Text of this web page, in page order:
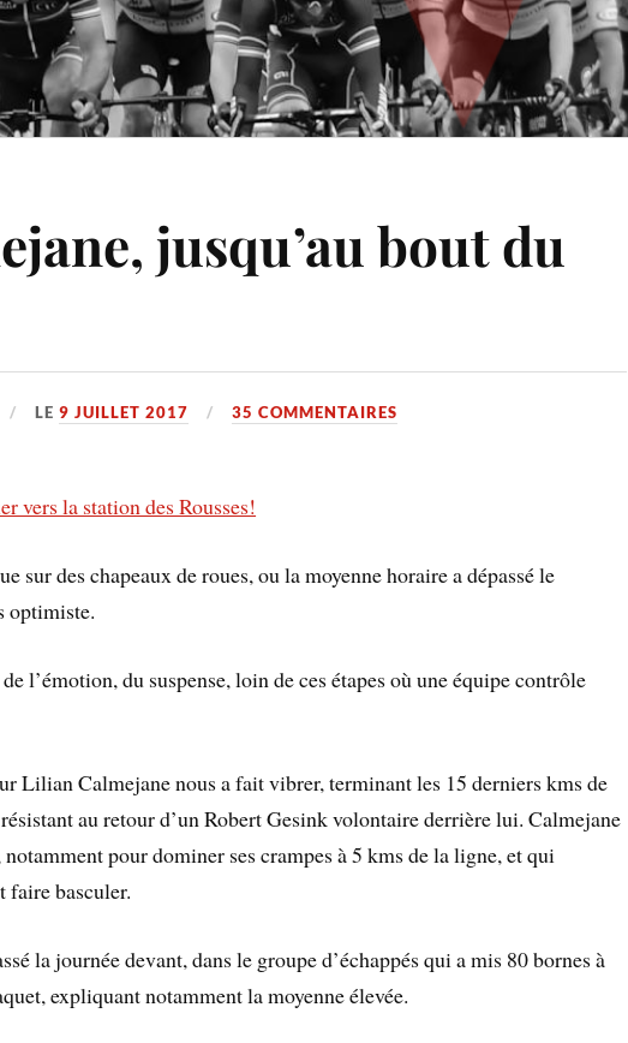
jusqu’au bout du
LE9 JUILLET 2017 35 COMMENTAIRES
vers la station des Rousses!
sur des chapeaux de roues, ou la moyenne horaire a dépassé le
optimiste.
l’émotion, du suspense, loin de ces étapes où une équipe contrôle
Lilian Calmejane nous a fait vibrer, terminant les 15 derniers kms de
au retour d’un Robert Gesink volontaire derrière lui. Calmejane
notamment pour dominer ses crampes à 5 kms de la ligne, et qui
faire basculer.
la journée devant, dans le groupe d’échappés qui a mis 80 bornes à
expliquant notamment la moyenne élevée.